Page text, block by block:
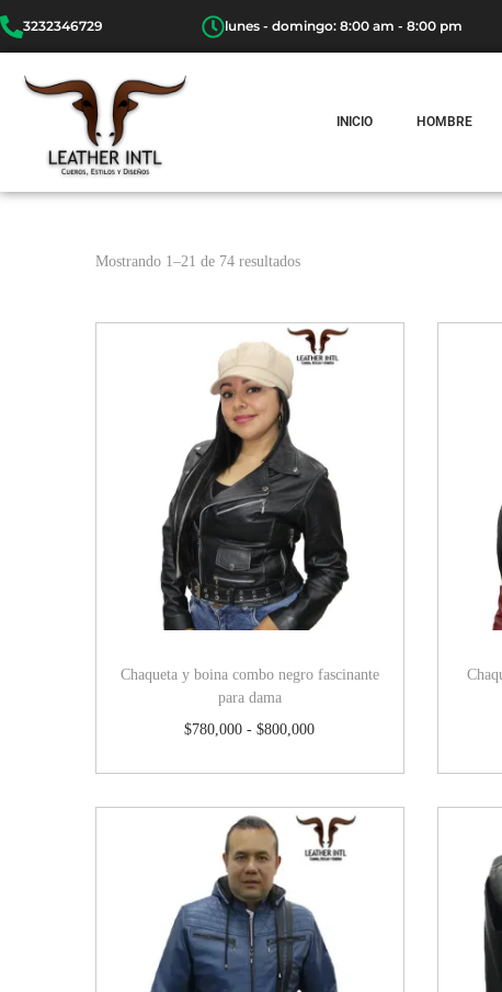
3232346729 lunes - domingo: 8:00 am - 8:00 pm
INICIO HOMBRE
Mostrando 1–21 de 74 resultados
Chaqueta y boina combo negro fascinante
para dama
$780,000 - $800,000